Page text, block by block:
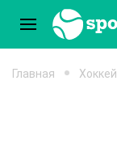
Главная Хоккей